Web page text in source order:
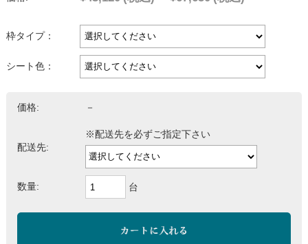
枠タイプ：
シート色：
価格: －
配送先:
※配送先を必ずご指定下さい
数量: 台